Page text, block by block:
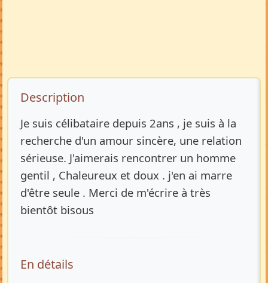
Description de l’annonce
Description
Je suis célibataire depuis 2ans , je suis à la
recherche d'un amour sincère, une relation
sérieuse. J'aimerais rencontrer un homme
gentil , Chaleureux et doux . j'en ai marre
d'être seule . Merci de m'écrire à très
bientôt bisous
En détails